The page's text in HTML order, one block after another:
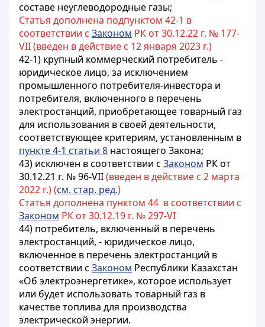
составе неуглеводородные газы;
Статья дополнена подпунктом 42-1 в
соответствии с Законом РК от 30.12.22 г. № 177-
VII (введен в действие с 12 января 2023 г.)
42-1) крупный коммерческий потребитель -
юридическое лицо, за исключением
промышленного потребителя-инвестора и
потребителя, включенного в перечень
электростанций, приобретающее товарный газ
для использования в своей деятельности,
соответствующее критериям, установленным в
пункте 4-1 статьи 8 настоящего Закона;
43) исключен в соответствии с Законом РК от
30.12.21 г. № 96-VII(введен в действие с 2 марта
2022 г.) (см. стар. ред.)
Статья дополнена пунктом 44 в соответствии с
Законом РК от 30.12.19 г. № 297-VI
44) потребитель, включенный в перечень
электростанций, - юридическое лицо,
включенное в перечень электростанций в
соответствии с Законом Республики Казахстан
«Об электроэнергетике», которое использует
или будет использовать товарный газ в
качестве топлива для производства
электрической энергии.